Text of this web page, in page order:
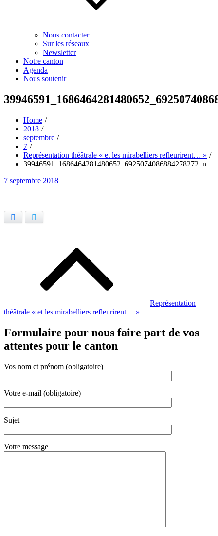
Nous contacter
Sur les réseaux
Newsletter
Notre canton
Agenda
Nous soutenir
Home
2018
septembre
7
Représentation théâtrale « et les mirabelliers refleurirent… »
39946591_1686464281480652_6925074086884278272_n
Posted
7 septembre 2018
Représentation
théâtrale « et les mirabelliers refleurirent… »
Formulaire pour nous faire part de vos
attentes pour le canton
Vos nom et prénom (obligatoire)
Votre e-mail (obligatoire)
Sujet
Votre message